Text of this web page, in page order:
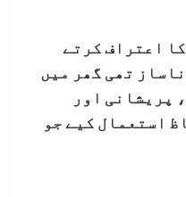
اعتراف کرتے
تھی گھر میں
پریشانی اور
استعمال کیے جو